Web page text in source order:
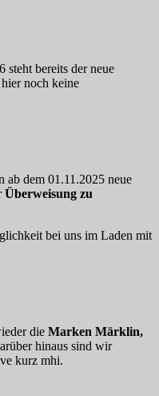
steht bereits der neue
noch keine
ab dem 01.11.2025 neue
Überweisung zu
bei uns im Laden mit
die Marken Märklin,
hinaus sind wir
kurz mhi.